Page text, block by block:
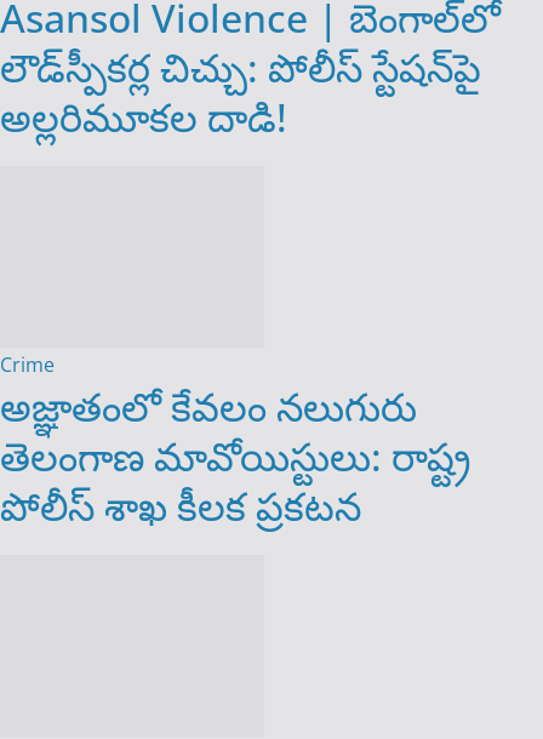
Asansol Violence | బెంగాల్‌లో
లౌడ్‌స్పీకర్ల చిచ్చు: పోలీస్ స్టేషన్‌పై
అల్లరిమూకల దాడి!
Crime
అజ్ఞాతంలో కేవలం నలుగురు
తెలంగాణ మావోయిస్టులు: రాష్ట్ర
పోలీస్ శాఖ కీలక ప్రకటన